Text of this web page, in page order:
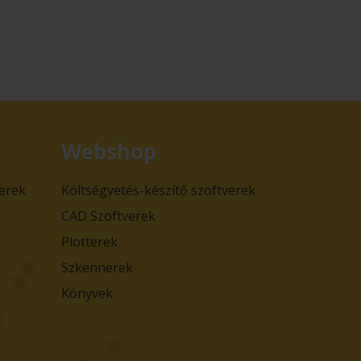
Webshop
Költségvetés-készítő szoftverek
CAD Szoftverek
Plotterek
Szkennerek
Könyvek